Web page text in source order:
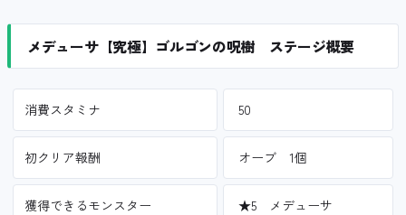
メデューサ【究極】ゴルゴンの呪樹 ステージ概要
消費スタミナ 50
初クリア報酬 オーブ 1個
獲得できるモンスター ★5 メデューサ